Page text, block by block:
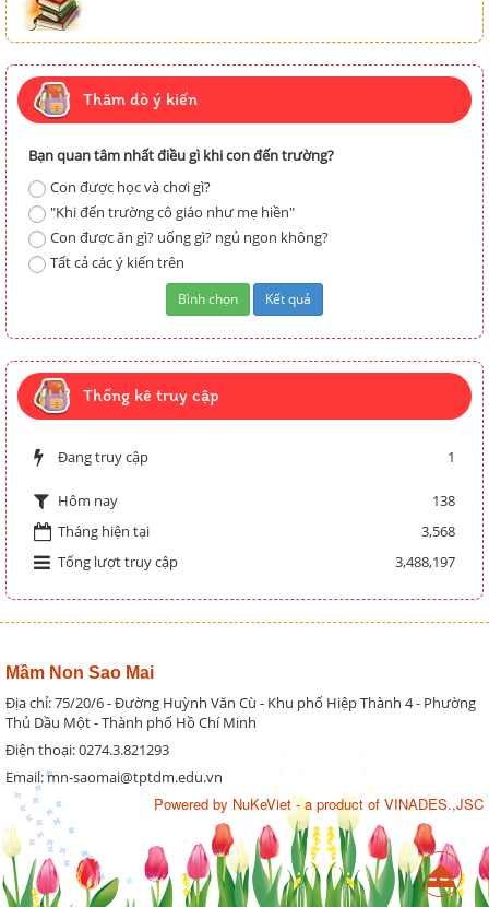
Thăm dò ý kiến
Bạn quan tâm nhất điều gì khi con đến trường?
Con được học và chơi gì?
"Khi đến trường cô giáo như mẹ hiền"
Con được ăn gì? uống gì? ngủ ngon không?
Tất cả các ý kiến trên
Thống kê truy cập
Đang truy cập 1
Hôm nay
138
Tháng hiện tại
3,568
Tổng lượt truy cập
3,488,197
Mầm Non Sao Mai
Địa chỉ: 75/20/6 - Đường Huỳnh Văn Cù - Khu phố Hiệp Thành 4 - Phường
Thủ Dầu Một - Thành phố Hồ Chí Minh
Điện thoại: 0274.3.821293
Email: mn-saomai@tptdm.edu.vn
Powered by NuKeViet- a product of VINADES.,JSC